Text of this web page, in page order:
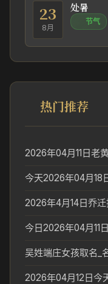
23
8月
处暑
节气
热门推荐
2026年4月14日乔
吴姓端庄女孩取名_